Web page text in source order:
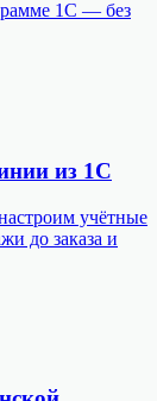
1С — без
из 1С
учётные
до заказа и